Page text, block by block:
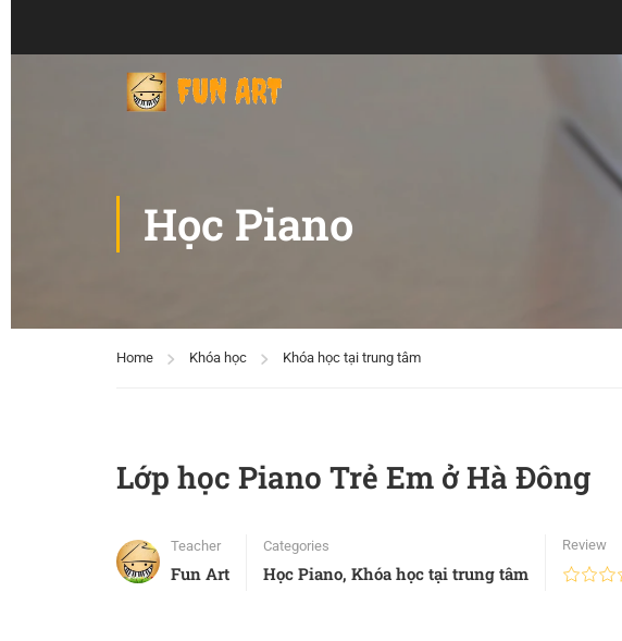
Học Piano
Home Khóa học Khóa học tại trung tâm
Lớp học Piano Trẻ Em ở Hà Đông
Teacher
Fun Art
Categories
Học Piano, Khóa học tại trung tâm
Review